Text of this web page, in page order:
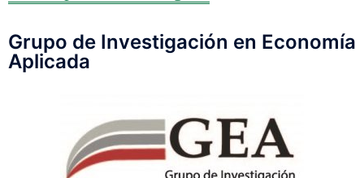
Grupo de Investigación en Economía
Aplicada